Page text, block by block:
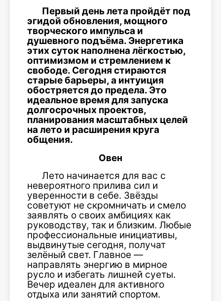
Первый день лета пройдёт под
эгидой обновления, мощного
творческого импульса и
душевного подъёма. Энергетика
этих суток наполнена лёгкостью,
оптимизмом и стремлением к
свободе. Сегодня стираются
старые барьеры, а интуиция
обостряется до предела. Это
идеальное время для запуска
долгосрочных проектов,
планирования масштабных целей
на лето и расширения круга
общения.
Овен
Лето начинается для вас с
невероятного прилива сил и
уверенности в себе. Звёзды
советуют не скромничать и смело
заявлять о своих амбициях как
руководству, так и близким. Любые
профессиональные инициативы,
выдвинутые сегодня, получат
зелёный свет. Главное —
направлять энергию в мирное
русло и избегать лишней суеты.
Вечер идеален для активного
отдыха или занятий спортом.